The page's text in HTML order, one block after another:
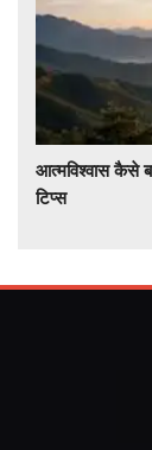
आत्मविश्वास कैसे
टिप्स